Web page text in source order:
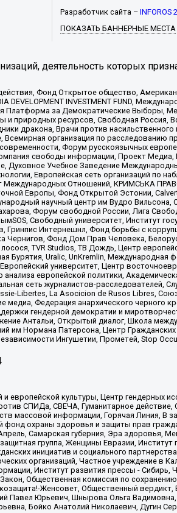
Разработчик сайта – INFOROS
ПОКАЗАТЬ БАННЕРНЫЕ МЕСТА
деятельность которых
Фонд Открытое общество,
INVESTMENT FUND,
Платформа за Демократические Выборы,
ресурсов, Свободная Россия,
дракона, Врачи против насильственного
организация по расследованию
Форум русскоязычных
свободы информации, Проект
Духовное Учебное Заведение
Европейская сеть организаций
Международных Отношений, КРИМСЬКА
Европы, Фонд Открытой Эстонии,
научный центр им Вудро Вильсона,
Форум свободной России, Лига
Свободный университет, Институт
Интернешнл, Фонд борьбы с
Чернигов, Фонд Дом Прав Человека,
TVR Studios, ТВ Дождь, Центр
Uralic, UnKremlin, Международная
университет, Центр
европейской политики,
сеть журналистов-расследователей,
Libertes, La Asocicion de Rusos Libres,
Федерация анархического черного
гендерной демократии и
Антальи, Открытый диалог, Школа
им Нормана Патерсона, Центр
Ингушетии, Прометей, Stop
европейской культуры, Центр гендерных
СПИДа, СВЕЧА, Гуманитарное действие,
массовой информации, Горячая Линия, В
охраны здоровья и защиты прав
Самарская губерния, Эра здоровья,
группа, Женщины Евразии, Институт
инициатив и социального
организаций, Частное учреждение в
Институт развития прессы - Сибирь,
Общественная комиссия по
Женсовет, Общественный вердикт,
Павел Юрьевич, Шнырова Ольга
Бойко Анатолий Николаевич, Дугин